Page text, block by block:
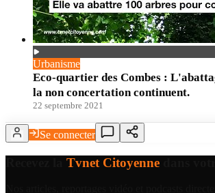
Urbanisme
Eco-quartier des Combes :
la non concertation continuent.
22 septembre 2021
Se connecter
Tvnet Citoyenne